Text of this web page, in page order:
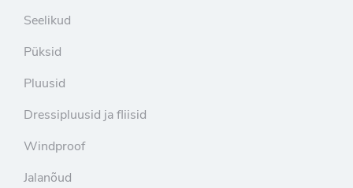
Seelikud
Püksid
Pluusid
Dressipluusid ja fliisid
Windproof
Jalanõud